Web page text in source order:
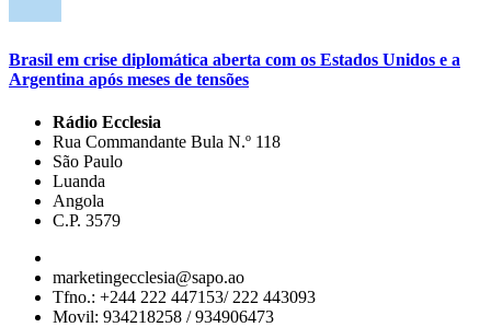
Brasil em crise diplomática aberta com os Estados Unidos e a
Argentina após meses de tensões
Rádio Ecclesia
Rua Commandante Bula N.º 118
São Paulo
Luanda
Angola
C.P. 3579
marketingecclesia@sapo.ao
Tfno.: +244 222 447153/ 222 443093
Movil: 934218258 / 934906473